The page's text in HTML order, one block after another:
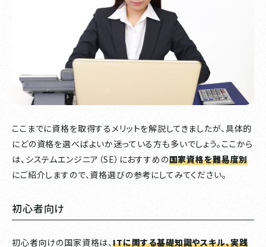
ここまでに資格を取得するメリットを解説してきましたが、具体的
にどの資格を選べばよいか迷っている方も多いでしょう。ここから
は、システムエンジニア（SE）におすすめの国家資格を難易度別
にご紹介しますので、資格選びの参考にしてみてください。
初心者向け
初心者向けの国家資格は、ITに関する基礎知識やスキル、実践